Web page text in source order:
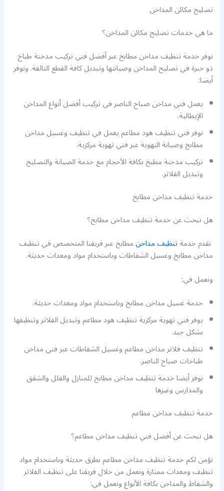
تصليح مكائن المداخن
ما هي خدمات تصليح مكائن المداخن؟
نوفر خدمة تنظيف مداخن مطابخ عبر أفضل فني تركيب مدخنة طباخ
ذو خبرة في تصليح المداخن وصيانتها وتبديل كافة القطع التالفة. ونوفر
أيضا:
يعمل فني مداخن صباح الناصر في تركيب أفضل أنواع المداخن
الإيطالية.
نوفر فني تنظيف هود مطاعم يعمل في تنظيف وغسيل مداخن
مطابخ وصيانة التهوية عبر فني تهوية مركزية.
تركيب مدخنة مطبخ بكافة الأحجام مع خدمة الصيانة والتصليح
وتبديل الفلاتر.
خدمة تنظيف مداخن مطابخ
هل تبحث عن خدمة تنظيف مداخن مطابخ؟
نقدم خدمةتنظيف مداخنمطابخ عبر فريقنا المتخصص في تنظيف
مداخن مطابخ وغسيل الشفاطات وباستخدام مواد ومعدات حديثة.
ونعمل في:
خدمة غسيل مداخن مطابخ وباستخدام مواد ومعدات حديثة.
يوفر فني تهوية مركزية تنظيف هود مطاعم وتبديل الفلاتر وتنظيفها
بشكل جيد.
تنظيف فلاتر مداخن مطاعم وغسيل الشفاطات عبر فني مداخن
طباخات صباح الناصر.
نوفر أيضا خدمة تنظيف مداخن مطابخ للمنازل والفلل والشقق
والمدارس وغيرها
خدمة تنظيف مداخن مطاعم
هل تبحث عن أفضل فني تنظيف مداخن مطاعم؟
نؤمن لكم خدمة تنظيف مداخن مطاعم بطرق حديثة وباستخدام مواد
تنظيف ومعدات ممتازة ونعمل من خلال فريقنا على تنظيف الفلاتر
والشفاط والمداخن بكافة الأنواع ونعمل في: